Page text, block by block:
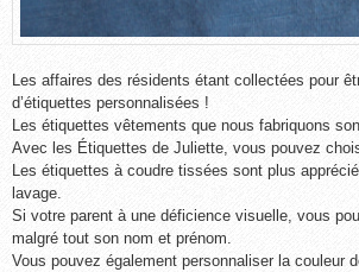
Les affaires des résidents étant collectées pour
d’étiquettes personnalisées !
Les étiquettes vêtements que nous fabriquons
Avec les Étiquettes de Juliette, vous pouvez
Les étiquettes à coudre tissées sont plus
lavage.
Si votre parent à une déficience visuelle, vous
malgré tout son nom et prénom.
Vous pouvez également personnaliser la couleur